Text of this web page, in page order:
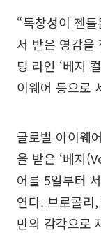
“독창성이 젠
서 받은 영감을
딩 라인 ‘베지
이웨어 등으로
글로벌 아이웨
을 받은 ‘베지
어를 5일부터
연다. 브로콜리
만의 감각으로